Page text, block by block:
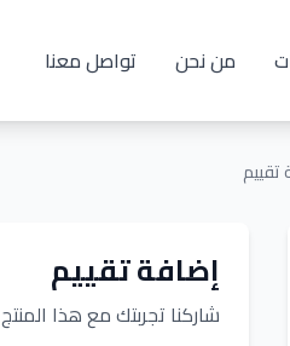
من نحن تواصل معنا
تقييم
إضافة تقييم
شاركنا تجربتك مع هذا المنتج